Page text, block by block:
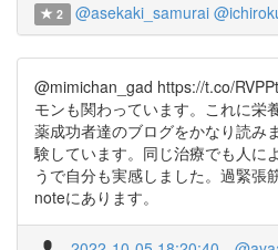
2 @asekaki_samurai
@mimichan_gad https://t.co/
モンも関わっています。これに栄
薬成功者達のブログをかなり読み
験しています。同じ治療でも人に
うで自分も実感しました。過緊張
noteにあります。